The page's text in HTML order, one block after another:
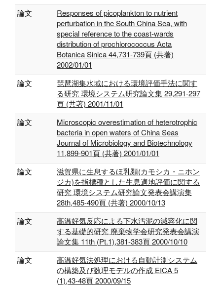
論文
Responses of picoplankton to nutrient
perturbation in the South China Sea, with
special reference to the coast-wards
distribution of prochlorococcus Acta
Botanica Sinica 44,731-739頁 (共著)
2002/01/01
論文
琵琶湖集水域における環境評価手法に関す
る研究 環境システム研究論文集 29,291-297
頁 (共著) 2001/11/01
論文
Microscopic overestimation of heterotrophic
bacteria in open waters of China Seas
Journal of Microbiology and Biotechnology
11,899-901頁 (共著) 2001/01/01
論文
滋賀県に生息するほ乳類(カモシカ・ニホン
ジカ)を指標種とした生息適地評価に関する
研究 環境システム研究論文発表会講演集
28th,485-490頁 (共著) 2000/10/13
論文
高温好気反応による下水汚泥の減容化に関
する基礎的研究 廃棄物学会研究発表会講演
論文集 11th (Pt.1),381-383頁 2000/10/10
論文
高温好気法処理における自動計測システム
の構築及び数理モデルの作成 EICA 5
(1),43-48頁 2000/09/15